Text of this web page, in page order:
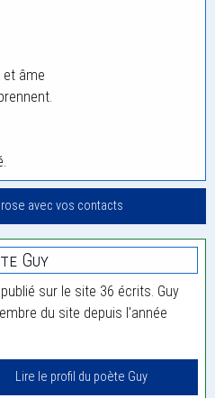
et âme
avec vos contacts
Guy
publié sur le site 36 écrits. Guy
du site depuis l'année
Lire le profil du poète Guy